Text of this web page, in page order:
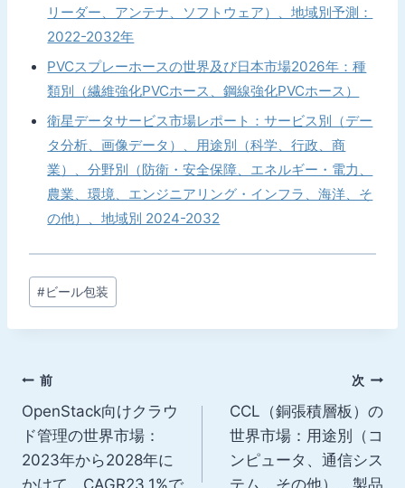
リーダー、アンテナ、ソフトウェア）、地域別予測：
2022-2032年
PVCスプレーホースの世界及び日本市場2026年：種
類別（繊維強化PVCホース、鋼線強化PVCホース）
衛星データサービス市場レポート：サービス別（デー
タ分析、画像データ）、用途別（科学、行政、商
業）、分野別（防衛・安全保障、エネルギー・電力、
農業、環境、エンジニアリング・インフラ、海洋、そ
の他）、地域別 2024-2032
投
稿
タ
#ビール包装
投
稿
ナ
前
OpenStack向けクラウ
ド管理の世界市場：
2023年から2028年に
次
CCL（銅張積層板）の
世界市場：用途別（コ
ンピュータ、通信シス